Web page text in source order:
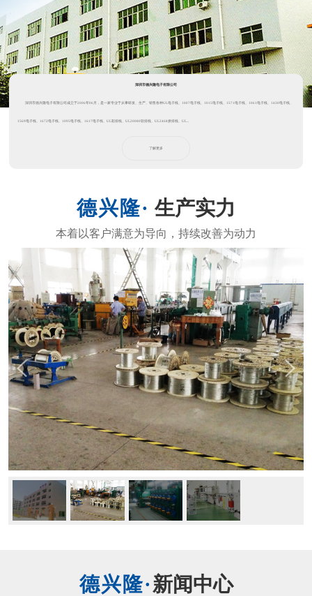
深圳市德兴隆电子有限公司
深圳市德兴隆电子有限公司成立于2006年06月，是一家专业于从事研发、生产、销售各种UL电子线、1007电子线、1015电子线、1571电子线、1061电子线、1430电子线、
1569电子线、1672电子线、1095电子线、1617电子线、UL彩排线、UL20080软排线、UL2468拼排线、UL...
了解更多
生产实力
新闻中心